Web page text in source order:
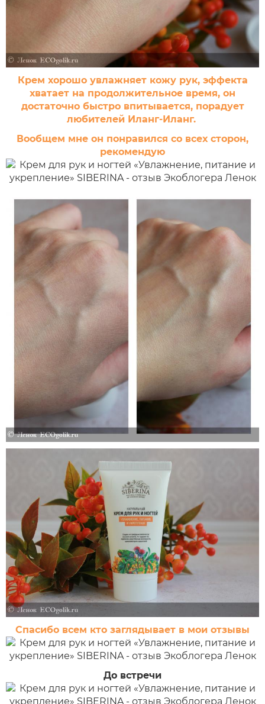
Крем хорошо увлажняет кожу рук, эффекта
хватает на продолжительное время, он
достаточно быстро впитывается, порадует
любителей Иланг-Иланг.
Вообщем мне он понравился со всех сторон,
рекомендую
Спасибо всем кто заглядывает в мои отзывы
До встречи